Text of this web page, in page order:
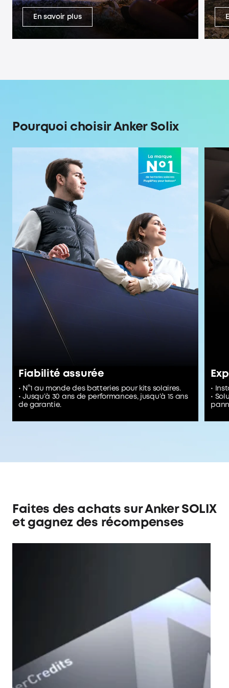
En savoir plus
Pourquoi choisir Anker Solix
Fiabilité assurée
• N°1 au monde des batteries pour kits solaires.
• Jusqu’à 30 ans de performances, jusqu’à 15 ans
de garantie.
•
•
Faites des achats sur Anker SOLIX
et gagnez des récompenses